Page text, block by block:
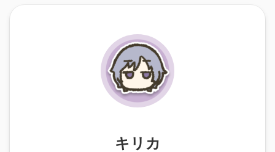
キリカ